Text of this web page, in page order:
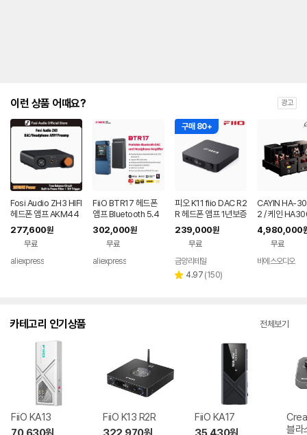
이런 상품 어때요? 광고
Fosi Audio ZH3 HIFI
헤드폰 앰프 AKM44
93SEQ 데스크탑 DA
C 완전 밸런스드 프리
앰프(리모트 12V 트리
거 입력 포함)
277,600원
무료
aliexpress
FiiO BTR17 헤드폰
앰프 Bluetooth 5.4
수신기, LDAC/aptX
무손실 지원, 고해상도
휴대용 DAC 768K/3
2Bit DSD512
302,000원
무료
aliexpress
구매 80+
피오 K11 fiio DAC R2
R 헤드폰 앰프 1년보증
AS
239,000원
무료
페이
금양리테일
별 4.97 리
(150)
CAYIN HA-
2 / 케인
진공관 아날로
커 헤드폰 앰프
4,980,000
무료
비에스오디오
카테고리 인기상품 전체보기
FiiO KA13
FiiO K13 R2R
FiiO KA17
블라